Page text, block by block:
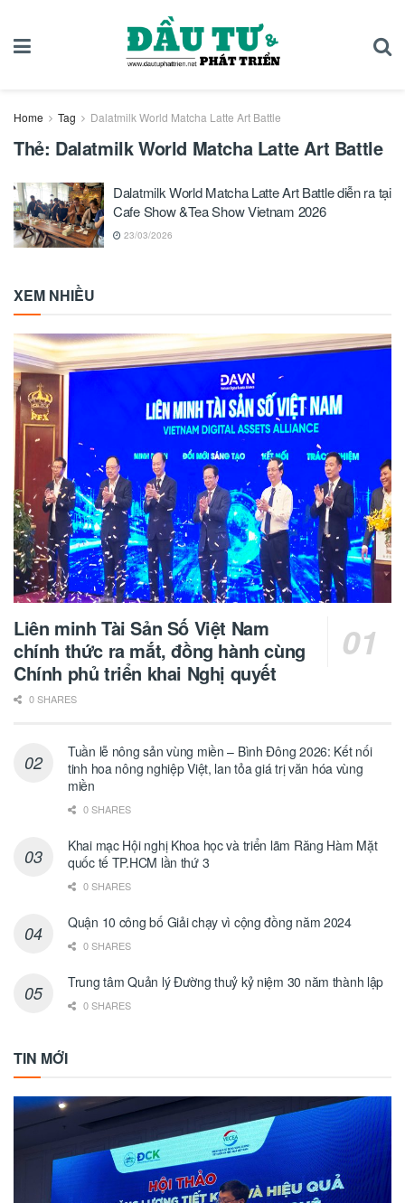
Home Tag Dalatmilk World Matcha Latte Art Battle
Thẻ: Dalatmilk World Matcha Latte Art Battle
Dalatmilk World Matcha Latte Art Battle diễn ra tại
Cafe Show &Tea Show Vietnam 2026
23/03/2026
XEM NHIỀU
Liên minh Tài Sản Số Việt Nam
chính thức ra mắt, đồng hành cùng
Chính phủ triển khai Nghị quyết
0 SHARES
Tuần lễ nông sản vùng miền – Bình Đông 2026: Kết nối
tinh hoa nông nghiệp Việt, lan tỏa giá trị văn hóa vùng
miền
0 SHARES
Khai mạc Hội nghị Khoa học và triển lãm Răng Hàm Mặt
quốc tế TP.HCM lần thứ 3
0 SHARES
Quận 10 công bố Giải chạy vì cộng đồng năm 2024
0 SHARES
Trung tâm Quản lý Đường thuỷ kỷ niệm 30 năm thành lập
0 SHARES
TIN MỚI